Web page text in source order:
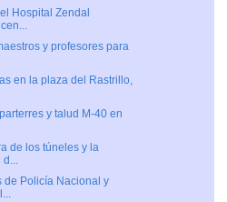
Hospital Zendal
y profesores para
en la plaza del Rastrillo,
y talud M-40 en
de los túneles y la
d...
de Policía Nacional y